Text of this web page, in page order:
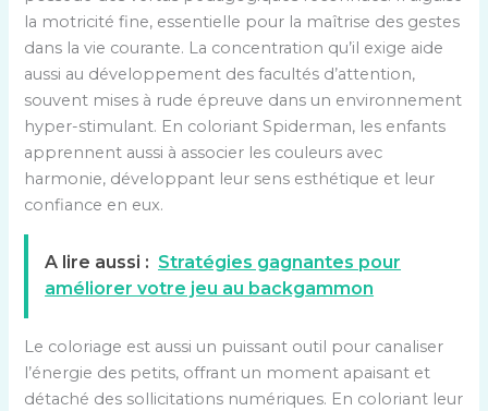
la motricité fine, essentielle pour la maîtrise des gestes
dans la vie courante. La concentration qu’il exige aide
aussi au développement des facultés d’attention,
souvent mises à rude épreuve dans un environnement
hyper-stimulant. En coloriant Spiderman, les enfants
apprennent aussi à associer les couleurs avec
harmonie, développant leur sens esthétique et leur
confiance en eux.
A lire aussi : Stratégies gagnantes pour
améliorer votre jeu au backgammon
Le coloriage est aussi un puissant outil pour canaliser
l’énergie des petits, offrant un moment apaisant et
détaché des sollicitations numériques. En coloriant leur